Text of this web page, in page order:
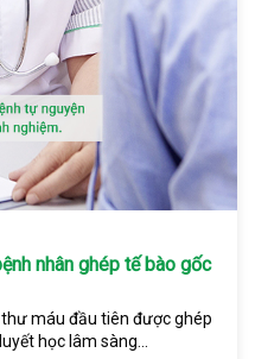
nhân ghép tế bào gốc
máu đầu tiên được ghép
học lâm sàng...